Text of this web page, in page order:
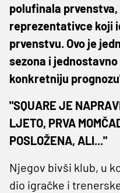
polufinala
reprezentativce koji
prvenstvu. Ovo je
sezona i
konkretniju
"SQUARE JE
LJETO, PRVA
POSLOŽENA, ALI..."
Njegov bivši klub, u
dio igračke i